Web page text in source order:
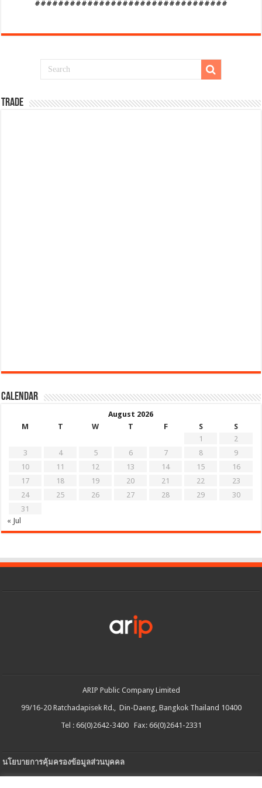
#################################
TRADE
Calendar
August 2026
M
T W T F S
S
1
2
3
4 5 6 7 8
9
10
11 12 13 14 15
16
17
18 19 20 21 22
23
24
25 26 27 28 29
30
31
« Jul
ARIP Public Company Limited
99/16-20 Ratchadapisek Rd., Din-Daeng, Bangkok Thailand 10400
Tel : 66(0)2642-3400 Fax: 66(0)2641-2331
นโยบายการคุ้มครองข้อมูลส่วนบุคคล